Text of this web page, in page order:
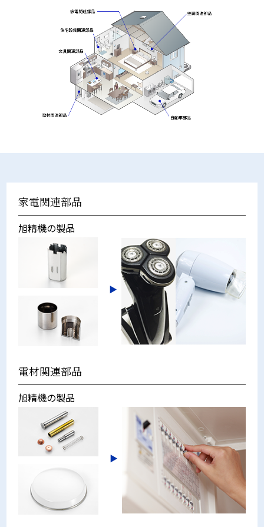
家電関連部品
旭精機の製品
電材関連部品
旭精機の製品